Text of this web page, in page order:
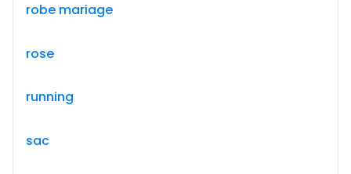
robe mariage
rose
running
sac